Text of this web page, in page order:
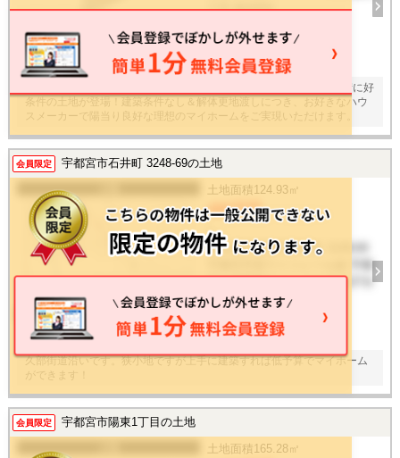
20
枚
丁目 徒歩8分
【南向き角地×ゆとりの６９坪】宇都宮市陽東３丁目の閑静な住宅街に好
条件の土地が登場！建築条件なし＆解体更地渡しにつき、お好きなハウ
スメーカーで陽当り良好な理想のマイホームをご実現いただけます。
会員限定 宇都宮市石井町 3248-69の土地
土地面積 124.93㎡
480万円
/ -
栃木県宇都宮市石井町 3248-69
宇都宮芳賀ライトレール線 宇都
宮大学陽東キャンパス 徒歩27分
建物面積 -
久部街道沿いです。狭小地ですが上手に建築すれば低予算でマイホーム
ができます！
会員限定 宇都宮市陽東1丁目の土地
土地面積 165.28㎡